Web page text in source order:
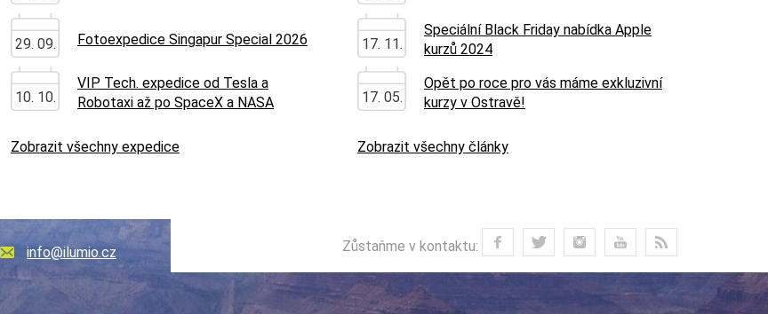
29. 09. Fotoexpedice Singapur Special 2026
10. 10.
VIP Tech. expedice od Tesla a
Robotaxi až po SpaceX a NASA
Zobrazit všechny expedice
17. 11.
Speciální Black Friday nabídka Apple
kurzů 2024
17. 05.
Opět po roce pro vás máme exkluzivní
kurzy v Ostravě!
Zobrazit všechny články
info@ilumio.cz Zůstaňme v kontaktu: